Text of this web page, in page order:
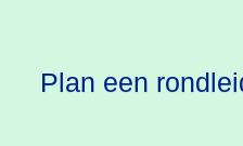
Plan een